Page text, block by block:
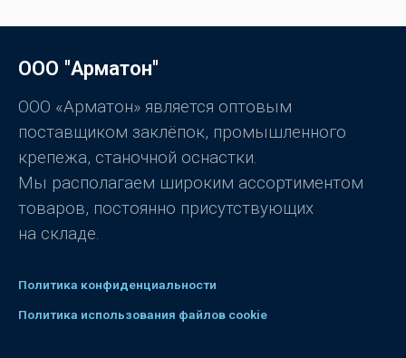
5
и
з
ООО "Арматон"
ООО «Арматон» является оптовым
поставщиком заклёпок, промышленного
крепежа, станочной оснастки.
Мы располагаем широким ассортиментом
товаров, постоянно присутствующих
на складе.
Политика конфиденциальности
Политика использования файлов cookie